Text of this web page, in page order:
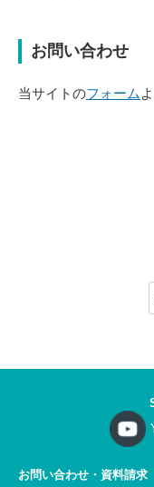
お問い合わせ
当サイトのフォーム
お問い合わせ・資料請求